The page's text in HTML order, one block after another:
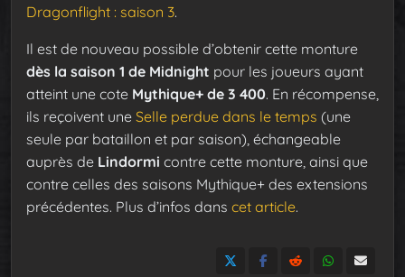
Dragonflight : saison 3.
Il est de nouveau possible d’obtenir cette monture
dès la saison 1 de Midnight pour les joueurs ayant
atteint une cote Mythique+ de 3 400. En récompense,
ils reçoivent une Selle perdue dans le temps (une
seule par bataillon et par saison), échangeable
auprès de Lindormi contre cette monture, ainsi que
contre celles des saisons Mythique+ des extensions
précédentes. Plus d’infos dans cet article.